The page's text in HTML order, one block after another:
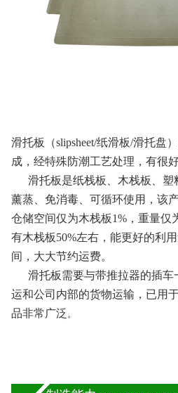
滑托板（slipsheet/纸滑板/滑托盘
成，经特殊防潮工艺处理，有很
滑托板是纸栈板、木栈板、塑
薰蒸、免消毒、可循环使用，该
仓储空间仅为木栈板1%，重量仅
有木栈板50%左右，能更好的利
间，大大节约运费。
滑托板需要与带推拉器的插车
运和公司内部的货物运输，已用
品非常广泛 。